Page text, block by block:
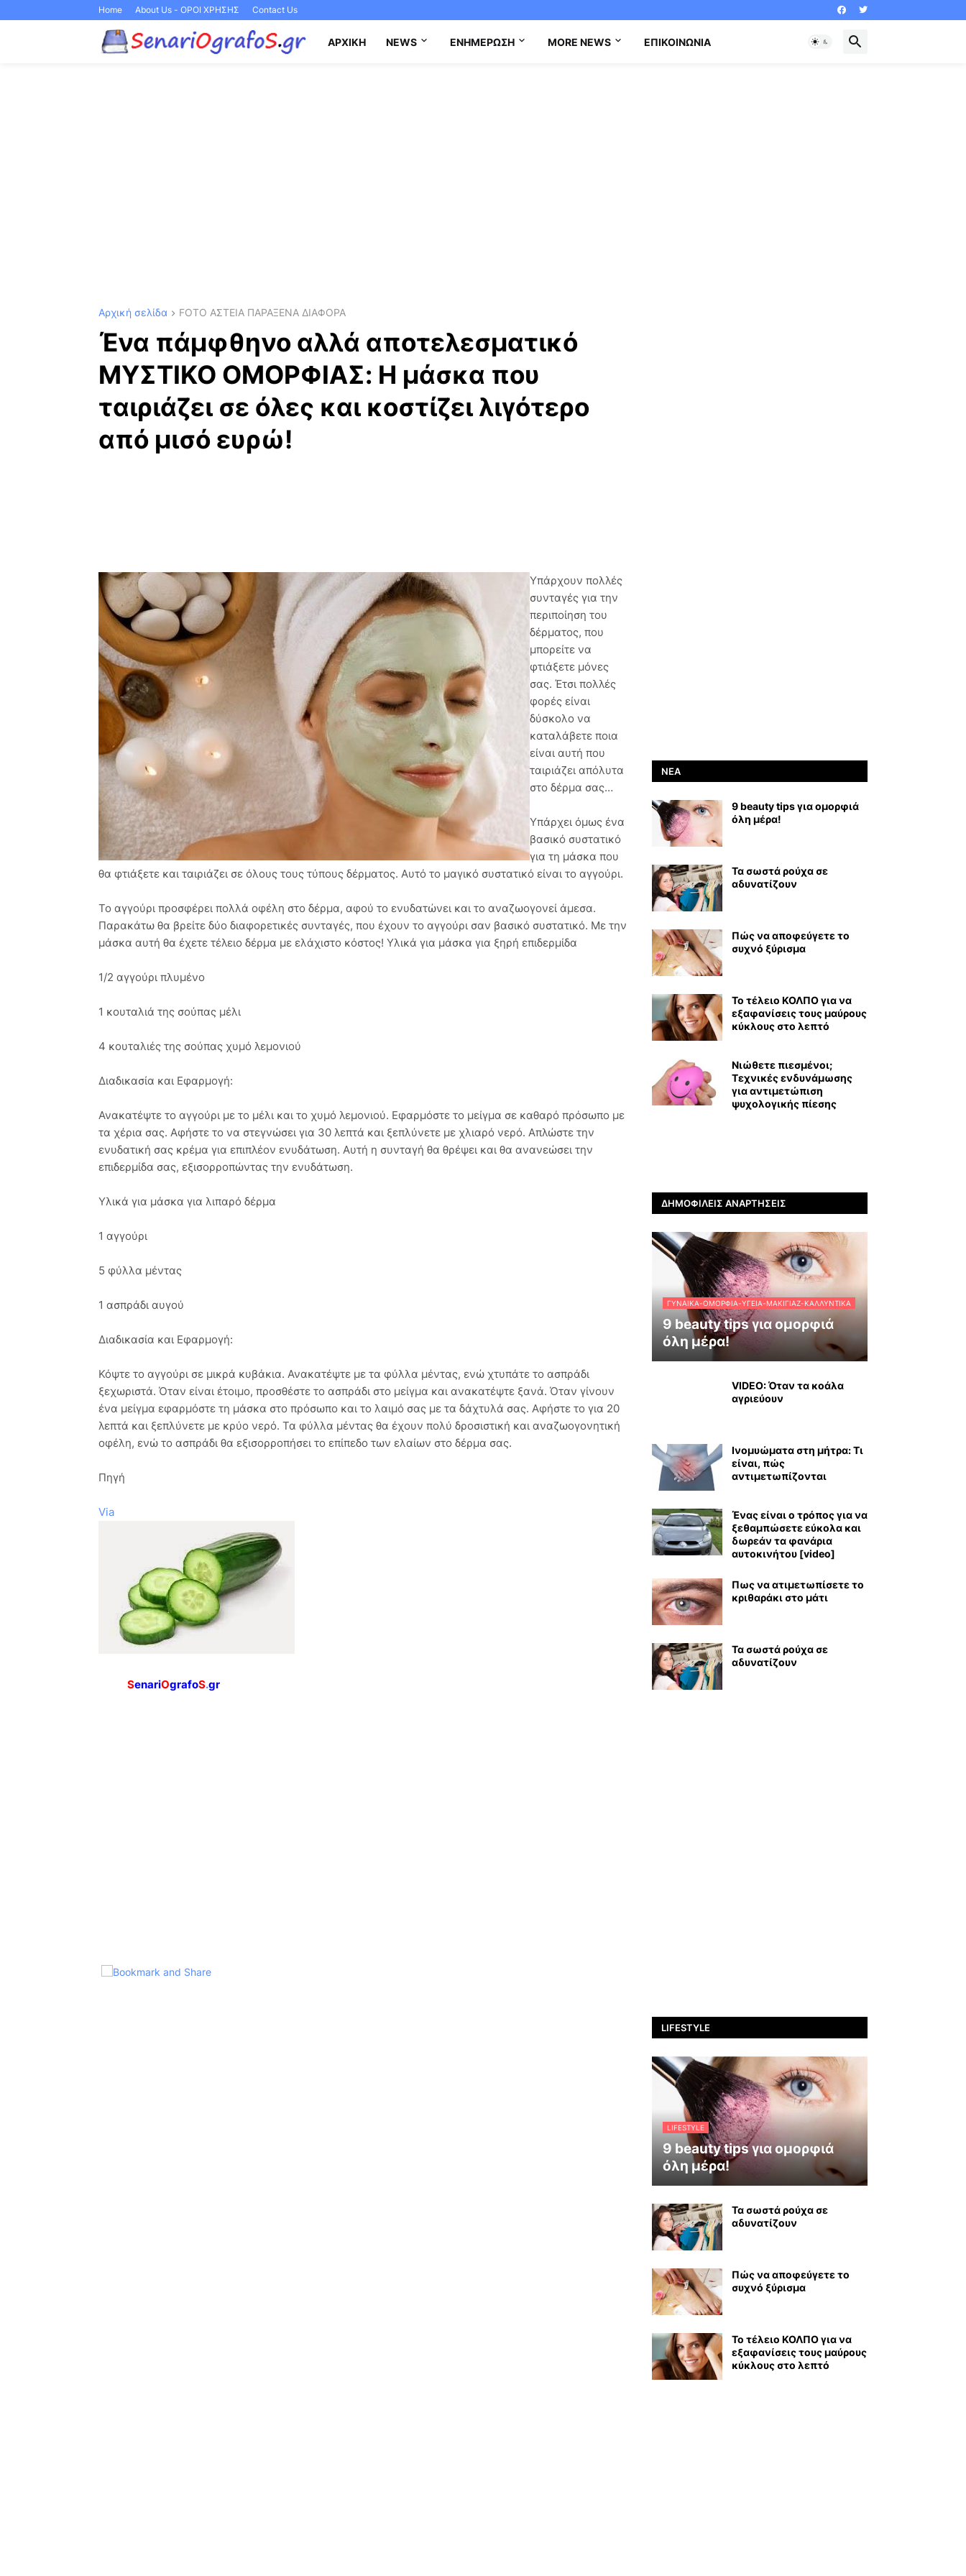
Home About Us - ΟΡΟΙ ΧΡΗΣΗΣ Contact Us
ΑΡΧΙΚΉ NEWS ΕΝΗΜΈΡΩΣΗ MORE NEWS ΕΠΙΚΟΙΝΩΝΊΑ
Αρχική σελίδα FOTO ΑΣΤΕΙΑ ΠΑΡΑΞΕΝΑ ΔΙΑΦΟΡΑ
Ένα πάμφθηνο αλλά αποτελεσματικό
ΜΥΣΤΙΚΟ ΟΜΟΡΦΙΑΣ: Η μάσκα που
ταιριάζει σε όλες και κοστίζει λιγότερο
από μισό ευρώ!
Yπάρχουν πολλές
συνταγές για την
περιποίηση του
δέρματος, που
μπορείτε να
φτιάξετε μόνες
σας. Έτσι πολλές
φορές είναι
δύσκολο να
καταλάβετε ποια
είναι αυτή που
ταιριάζει απόλυτα
στο δέρμα σας…
Υπάρχει όμως ένα
βασικό συστατικό
για τη μάσκα που
θα φτιάξετε και ταιριάζει σε όλους τους τύπους δέρματος. Αυτό το μαγικό συστατικό είναι το αγγούρι.
Το αγγούρι προσφέρει πολλά οφέλη στο δέρμα, αφού το ενυδατώνει και το αναζωογονεί άμεσα.
Παρακάτω θα βρείτε δύο διαφορετικές συνταγές, που έχουν το αγγούρι σαν βασικό συστατικό. Με την
μάσκα αυτή θα έχετε τέλειο δέρμα με ελάχιστο κόστος! Υλικά για μάσκα για ξηρή επιδερμίδα
1/2 αγγούρι πλυμένο
1 κουταλιά της σούπας μέλι
4 κουταλιές της σούπας χυμό λεμονιού
Διαδικασία και Εφαρμογή:
Ανακατέψτε το αγγούρι με το μέλι και το χυμό λεμονιού. Εφαρμόστε το μείγμα σε καθαρό πρόσωπο με
τα χέρια σας. Αφήστε το να στεγνώσει για 30 λεπτά και ξεπλύνετε με χλιαρό νερό. Απλώστε την
ενυδατική σας κρέμα για επιπλέον ενυδάτωση. Αυτή η συνταγή θα θρέψει και θα ανανεώσει την
επιδερμίδα σας, εξισορροπώντας την ενυδάτωση.
Υλικά για μάσκα για λιπαρό δέρμα
1 αγγούρι
5 φύλλα μέντας
1 ασπράδι αυγού
Διαδικασία και Εφαρμογή:
Κόψτε το αγγούρι σε μικρά κυβάκια. Ανακατέψτε με τα φύλλα μέντας, ενώ χτυπάτε το ασπράδι
ξεχωριστά. Όταν είναι έτοιμο, προσθέστε το ασπράδι στο μείγμα και ανακατέψτε ξανά. Όταν γίνουν
ένα μείγμα εφαρμόστε τη μάσκα στο πρόσωπο και το λαιμό σας με τα δάχτυλά σας. Αφήστε το για 20
λεπτά και ξεπλύνετε με κρύο νερό. Τα φύλλα μέντας θα έχουν πολύ δροσιστική και αναζωογονητική
οφέλη, ενώ το ασπράδι θα εξισορροπήσει το επίπεδο των ελαίων στο δέρμα σας.
Πηγή
Via
SenariOgrafoS.gr
ΝΈΑ
9 beauty tips για ομορφιά
όλη μέρα!
Τα σωστά ρούχα σε
αδυνατίζουν
Πώς να αποφεύγετε το
συχνό ξύρισμα
Το τέλειο ΚΟΛΠΟ για να
εξαφανίσεις τους μαύρους
κύκλους στο λεπτό
Νιώθετε πιεσμένοι;
Τεχνικές ενδυνάμωσης
για αντιμετώπιση
ψυχολογικής πίεσης
ΔΗΜΟΦΙΛΕΊΣ ΑΝΑΡΤΉΣΕΙΣ
ΓΥΝΑΊΚΑ-ΟΜΟΡΦΙΆ-ΥΓΕΊΑ-ΜΑΚΙΓΙΆΖ-ΚΑΛΛΥΝΤΙΚΆ
9 beauty tips για ομορφιά
όλη μέρα!
VIDEO: Όταν τα κοάλα
αγριεύουν
Ινομυώματα στη μήτρα: Τι
είναι, πώς
αντιμετωπίζονται
Ένας είναι ο τρόπος για να
ξεθαμπώσετε εύκολα και
δωρεάν τα φανάρια
αυτοκινήτου [video]
Πως να ατιμετωπίσετε το
κριθαράκι στο μάτι
Τα σωστά ρούχα σε
αδυνατίζουν
LIFESTYLE
LIFESTYLE
9 beauty tips για ομορφιά
όλη μέρα!
Τα σωστά ρούχα σε
αδυνατίζουν
Πώς να αποφεύγετε το
συχνό ξύρισμα
Το τέλειο ΚΟΛΠΟ για να
εξαφανίσεις τους μαύρους
κύκλους στο λεπτό